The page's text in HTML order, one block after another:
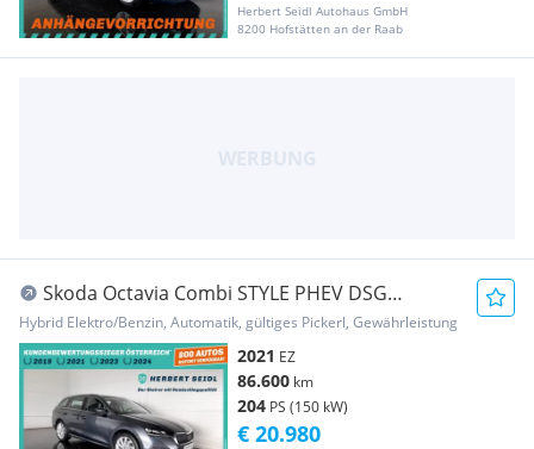
Herbert Seidl Autohaus GmbH
8200 Hofstätten an der Raab
Skoda Octavia Combi STYLE PHEV DSG
*MATRIX-LED /18 ZO...
Hybrid Elektro/Benzin, Automatik, gültiges Pickerl, Gewährleistung
2021 EZ
86.600 km
204 PS (150 kW)
€ 20.980